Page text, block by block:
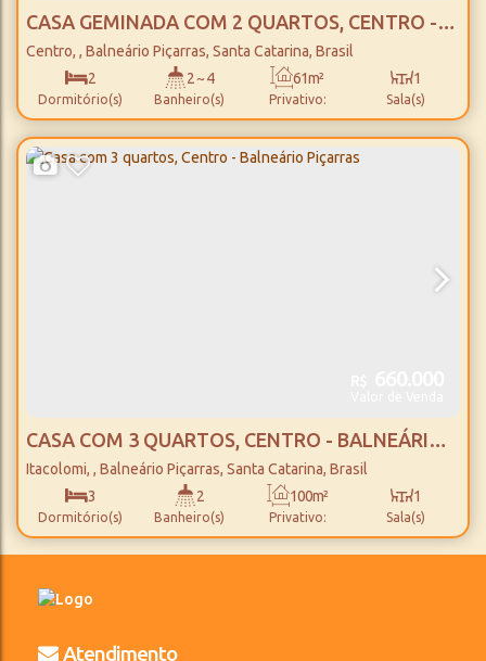
CASA GEMINADA COM 2 QUARTOS, CENTRO -
BALNEÁRIO PIÇARRAS
Centro , Balneário Piçarras, Santa Catarina, Brasil
2
Dormitório(s)
2 ~ 4
Banheiro(s) Privativo:
61m² 1
Sala(s)
1
Suíte(s) Total:
87m² 1
Vaga(s)
800m
Distância do Mar
CASA COM 3 QUARTOS, CENTRO - BALNEÁRIO
PIÇARRAS
Itacolomi , Balneário Piçarras, Santa Catarina, Brasil
3
Dormitório(s)
2
Banheiro(s) Privativo:
100m² 1
Sala(s)
1 120m² 2 600m
Atendimento